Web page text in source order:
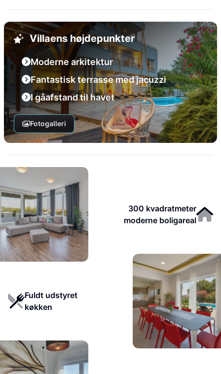
Villaens højdepunkter
Moderne arkitektur
Fantastisk terrasse med jacuzzi
I gåafstand til havet
Fotogalleri
300 kvadratmeter
moderne boligareal
Fuldt udstyret
køkken